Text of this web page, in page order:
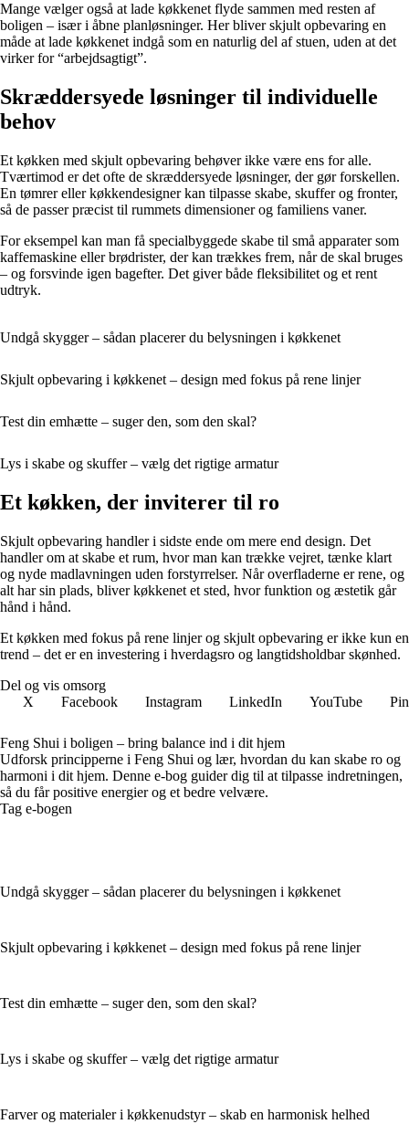
Mange vælger også at lade køkkenet flyde sammen med resten af
boligen – især i åbne planløsninger. Her bliver skjult opbevaring en
måde at lade køkkenet indgå som en naturlig del af stuen, uden at det
virker for “arbejdsagtigt”.
Skræddersyede løsninger til individuelle
behov
Et køkken med skjult opbevaring behøver ikke være ens for alle.
Tværtimod er det ofte de skræddersyede løsninger, der gør forskellen.
En tømrer eller køkkendesigner kan tilpasse skabe, skuffer og fronter,
så de passer præcist til rummets dimensioner og familiens vaner.
For eksempel kan man få specialbyggede skabe til små apparater som
kaffemaskine eller brødrister, der kan trækkes frem, når de skal bruges
– og forsvinde igen bagefter. Det giver både fleksibilitet og et rent
udtryk.
Undgå skygger – sådan placerer du belysningen i køkkenet
Skjult opbevaring i køkkenet – design med fokus på rene linjer
Test din emhætte – suger den, som den skal?
Lys i skabe og skuffer – vælg det rigtige armatur
Et køkken, der inviterer til ro
Skjult opbevaring handler i sidste ende om mere end design. Det
handler om at skabe et rum, hvor man kan trække vejret, tænke klart
og nyde madlavningen uden forstyrrelser. Når overfladerne er rene, og
alt har sin plads, bliver køkkenet et sted, hvor funktion og æstetik går
hånd i hånd.
Et køkken med fokus på rene linjer og skjult opbevaring er ikke kun en
trend – det er en investering i hverdagsro og langtidsholdbar skønhed.
Del og vis omsorg
X
Facebook Instagram LinkedIn YouTube
Feng Shui i boligen – bring balance ind i dit hjem
Udforsk principperne i Feng Shui og lær, hvordan du kan skabe ro og
harmoni i dit hjem. Denne e-bog guider dig til at tilpasse indretningen,
så du får positive energier og et bedre velvære.
Tag e-bogen
Undgå skygger – sådan placerer du belysningen i køkkenet
Skjult opbevaring i køkkenet – design med fokus på rene linjer
Test din emhætte – suger den, som den skal?
Lys i skabe og skuffer – vælg det rigtige armatur
Farver og materialer i køkkenudstyr – skab en harmonisk helhed